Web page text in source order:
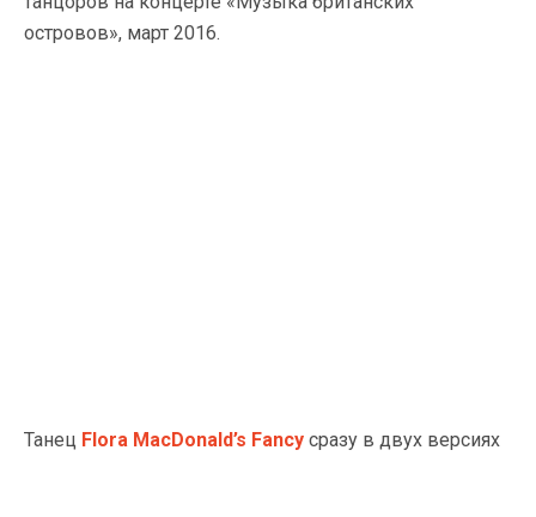
островов», март 2016.
Танец Flora MacDonald’s Fancy сразу в двух версиях